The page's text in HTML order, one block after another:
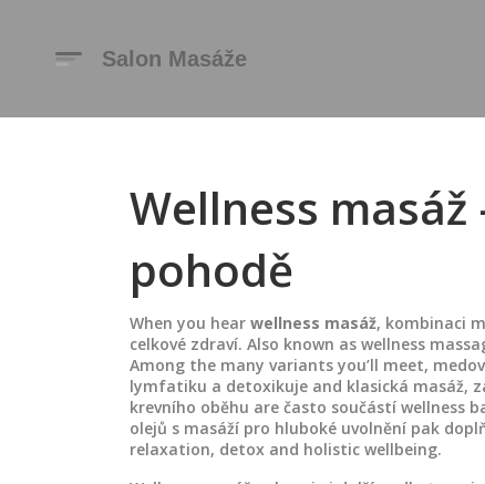
Wellness
pohodě
When you hear wellness masáž, kombinaci
celkové zdraví. Also known as wellness
Among the many variants you’ll meet,
lymfatiku a detoxikuje and klasická masáž,
krevního oběhu are často součástí wellness
olejů s masáží pro hluboké uvolnění pak
relaxation, detox and holistic wellbeing.